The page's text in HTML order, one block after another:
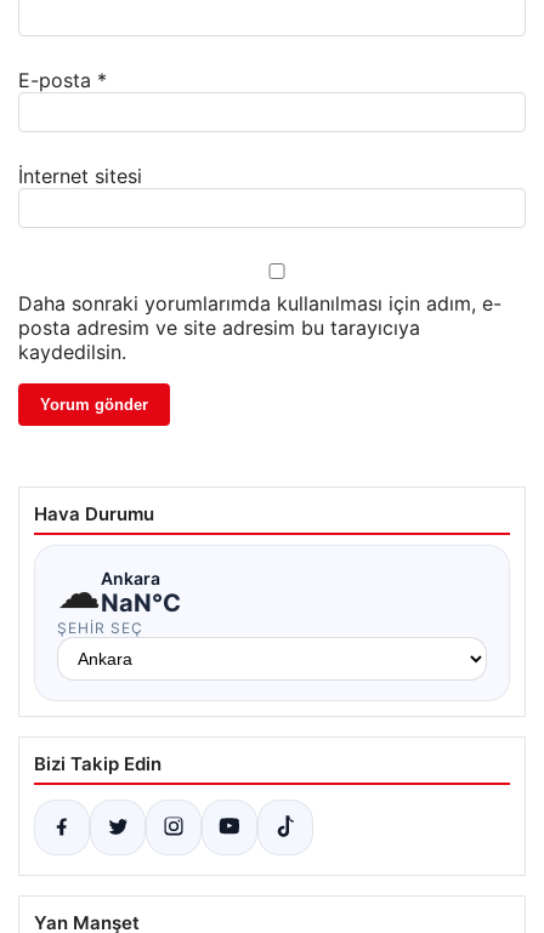
E-posta *
İnternet sitesi
Daha sonraki yorumlarımda kullanılması için adım, e-
posta adresim ve site adresim bu tarayıcıya
kaydedilsin.
Hava Durumu
☁Ankara
NaN°C
ŞEHIR SEÇ
Bizi Takip Edin
Yan Manşet